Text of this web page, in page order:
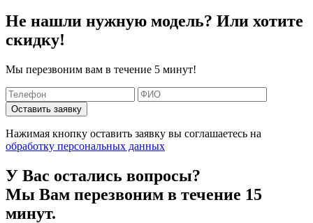
Не нашли нужную модель? Или хотите
скидку!
Мы перезвоним вам в течение 5 минут!
Оставить заявку
Нажимая кнопку оставить заявку вы соглашаетесь на
обработку персональных данных
У Вас остались вопросы?
Мы Вам перезвоним в течение 15
минут.